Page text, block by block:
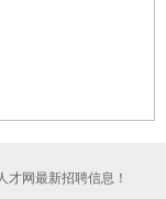
才网最新招聘信息！